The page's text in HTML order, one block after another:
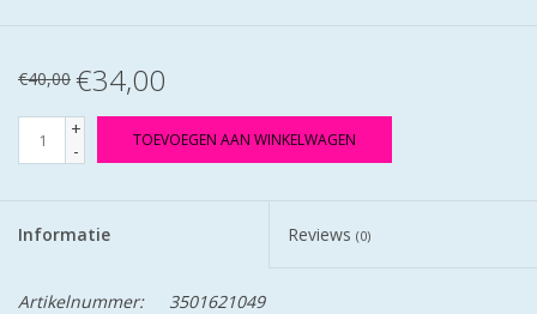
€40,00 €34,00
+
-
TOEVOEGEN AAN WINKELWAGEN
Informatie Reviews (0)
Artikelnummer:
3501621049